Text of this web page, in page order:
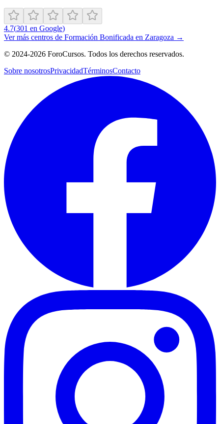
4.7(301 en Google)
Ver más centros de Formación Bonificada en Zaragoza →
© 2024-2026 ForoCursos. Todos los derechos reservados.
Sobre nosotrosPrivacidadTérminosContacto